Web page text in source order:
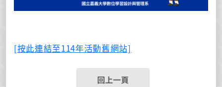
[按此連結至114年活動舊網站]
回上一頁